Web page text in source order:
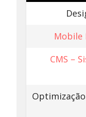
Mobile
CMS –